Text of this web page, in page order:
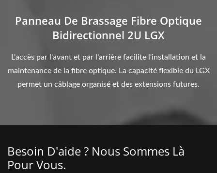
Panneau De Brassage Fibre Optique
Bidirectionnel 2U LGX
L'accès par l'avant et par l'arrière facilite l'installation et la
maintenance de la fibre optique. La capacité flexible du LGX
permet un câblage organisé et des extensions futures.
Besoin D'aide ? Nous Sommes Là
Pour Vous.